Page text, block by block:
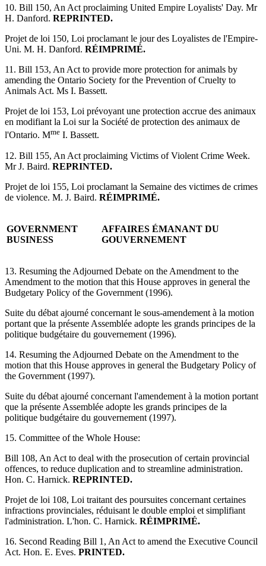
10. Bill 150, An Act proclaiming United Empire Loyalists' Day. Mr
H. Danford. REPRINTED.
Projet de loi 150, Loi proclamant le jour des Loyalistes de l'Empire-
Uni. M. H. Danford. RÉIMPRIMÉ.
11. Bill 153, An Act to provide more protection for animals by
amending the Ontario Society for the Prevention of Cruelty to
Animals Act. Ms I. Bassett.
Projet de loi 153, Loi prévoyant une protection accrue des animaux
en modifiant la Loi sur la Société de protection des animaux de
l'Ontario. Mme I. Bassett.
12. Bill 155, An Act proclaiming Victims of Violent Crime Week.
Mr J. Baird. REPRINTED.
Projet de loi 155, Loi proclamant la Semaine des victimes de crimes
de violence. M. J. Baird. RÉIMPRIMÉ.
GOVERNMENT
BUSINESS
AFFAIRES ÉMANANT DU
GOUVERNEMENT
13. Resuming the Adjourned Debate on the Amendment to the
Amendment to the motion that this House approves in general the
Budgetary Policy of the Government (1996).
Suite du débat ajourné concernant le sous-amendement à la motion
portant que la présente Assemblée adopte les grands principes de la
politique budgétaire du gouvernement (1996).
14. Resuming the Adjourned Debate on the Amendment to the
motion that this House approves in general the Budgetary Policy of
the Government (1997).
Suite du débat ajourné concernant l'amendement à la motion portant
que la présente Assemblée adopte les grands principes de la
politique budgétaire du gouvernement (1997).
15. Committee of the Whole House:
Bill 108, An Act to deal with the prosecution of certain provincial
offences, to reduce duplication and to streamline administration.
Hon. C. Harnick. REPRINTED.
Projet de loi 108, Loi traitant des poursuites concernant certaines
infractions provinciales, réduisant le double emploi et simplifiant
l'administration. L'hon. C. Harnick. RÉIMPRIMÉ.
16. Second Reading Bill 1, An Act to amend the Executive Council
Act. Hon. E. Eves. PRINTED.